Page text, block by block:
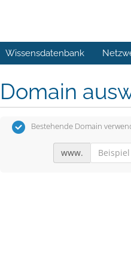
Wissensdatenbank
Domain
Bestehende Domain
www.